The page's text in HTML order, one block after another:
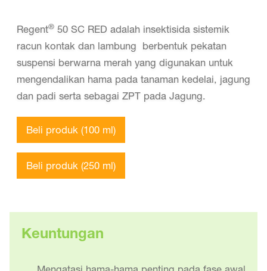
Regent® 50 SC RED adalah insektisida sistemik
racun kontak dan lambung berbentuk pekatan
suspensi berwarna merah yang digunakan untuk
mengendalikan hama pada tanaman kedelai, jagung
dan padi serta sebagai ZPT pada Jagung.
Beli produk (100 ml)
Beli produk (250 ml)
Keuntungan